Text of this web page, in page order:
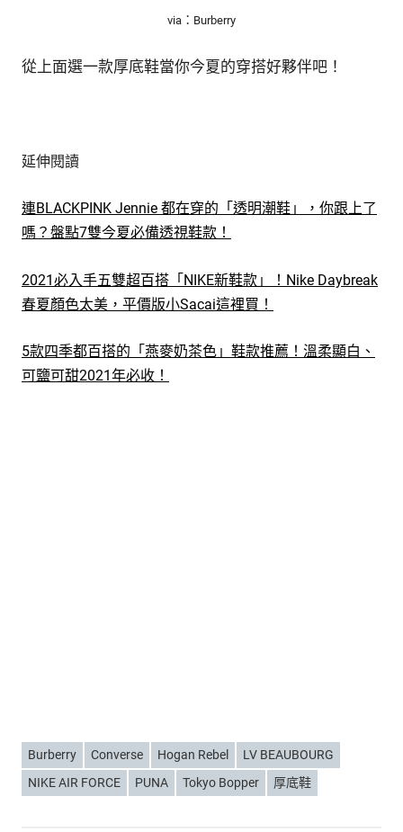
via：Burberry
從上面選一款厚底鞋當你今夏的穿搭好夥伴吧！
延伸閱讀
連BLACKPINK Jennie 都在穿的「透明潮鞋」，你跟上了
嗎？盤點7雙今夏必備透視鞋款！
2021必入手五雙超百搭「NIKE新鞋款」！Nike Daybreak
春夏顏色太美，平價版小Sacai這裡買！
5款四季都百搭的「燕麥奶茶色」鞋款推薦！溫柔顯白、
可鹽可甜2021年必收！
Burberry Converse Hogan Rebel
LV BEAUBOURG
NIKE AIR FORCE
PUNA Tokyo Bopper 厚底鞋